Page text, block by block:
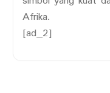
Afrika.
[ad_2]